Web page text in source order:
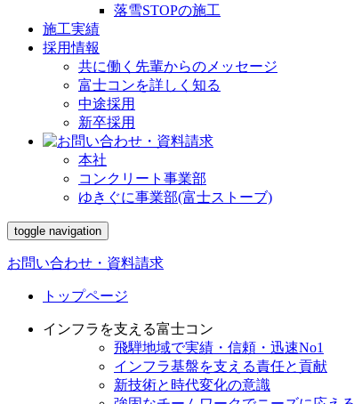
落雪STOPの施工
施工実績
採用情報
共に働く先輩からのメッセージ
富士コンを詳しく知る
中途採用
新卒採用
本社
コンクリート事業部
ゆきぐに事業部(富士ストーブ)
toggle navigation
お問い合わせ・資料請求
トップページ
インフラを支える富士コン
飛騨地域で実績・信頼・迅速No1
インフラ基盤を支える責任と貢献
新技術と時代変化の意識